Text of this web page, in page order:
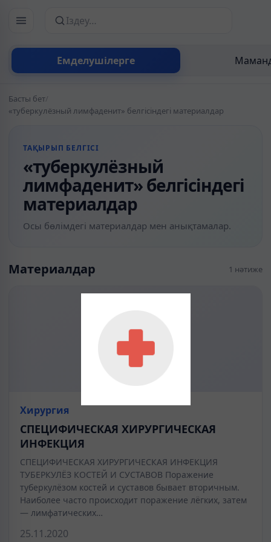
Емделушілерге
Сайттан іздеу
Басты бет/
«туберкулёзный лимфаденит» белгісіндегі материалдар
ТАҚЫРЫП БЕЛГІСІ
«туберкулёзный
лимфаденит» белгісіндегі
материалдар
Осы бөлімдегі материалдар мен анықтамалар.
Материалдар 1 нәтиже
Хирургия
СПЕЦИФИЧЕСКАЯ ХИРУРГИЧЕСКАЯ
ИНФЕКЦИЯ
СПЕЦИФИЧЕСКАЯ ХИРУРГИЧЕСКАЯ ИНФЕКЦИЯ
ТУБЕРКУЛЁЗ КОСТЕЙ И СУСТАВОВ Поражение
туберкулёзом костей и суставов бывает вторичным.
Наиболее часто происходит поражение лёгких, затем
— лимфатических…
25.11.2020